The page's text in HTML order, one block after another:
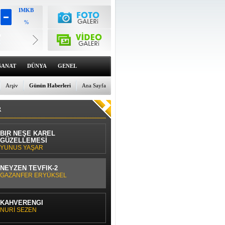
IMKB
%
6659.71
Dolar
47.6791
%0
Euro
55.1258
%0
DÜNYA GENEL
Ana Sayfa
Günün Haberleri
Arşiv
BİR NEŞE KAREL
GÜZELLEMESİ
YUNUS YAŞAR
NEYZEN TEVFİK-2
GAZANFER ERYÜKSEL
KAHVERENGİ
NURİ SEZEN